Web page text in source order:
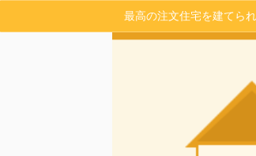
最高の注文住宅を建てら